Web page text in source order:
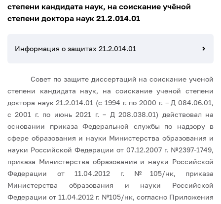
степени кандидата наук, на соискание учёной
степени доктора наук 21.2.014.01
Информация о защитах 21.2.014.01
Совет по защите диссертаций на соискание ученой
степени кандидата наук, на соискание ученой степени
доктора наук 21.2.014.01 (с 1994 г. по 2000 г. – Д 084.06.01,
с 2001 г. по июнь 2021 г. – Д 208.038.01) действовал на
основании приказа Федеральной службы по надзору в
сфере образования и науки Министерства образования и
науки Российской Федерации от 07.12.2007 г. №2397-1749,
приказа Министерства образования и науки Российской
Федерации от 11.04.2012 г. №105/нк, приказа
Министерства образования и науки Российской
Федерации от 11.04.2012 г. №105/нк, согласно Приложения